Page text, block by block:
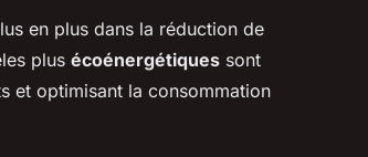
en plus dans la réduction de
plus écoénergétiques sont
et optimisant la consommation